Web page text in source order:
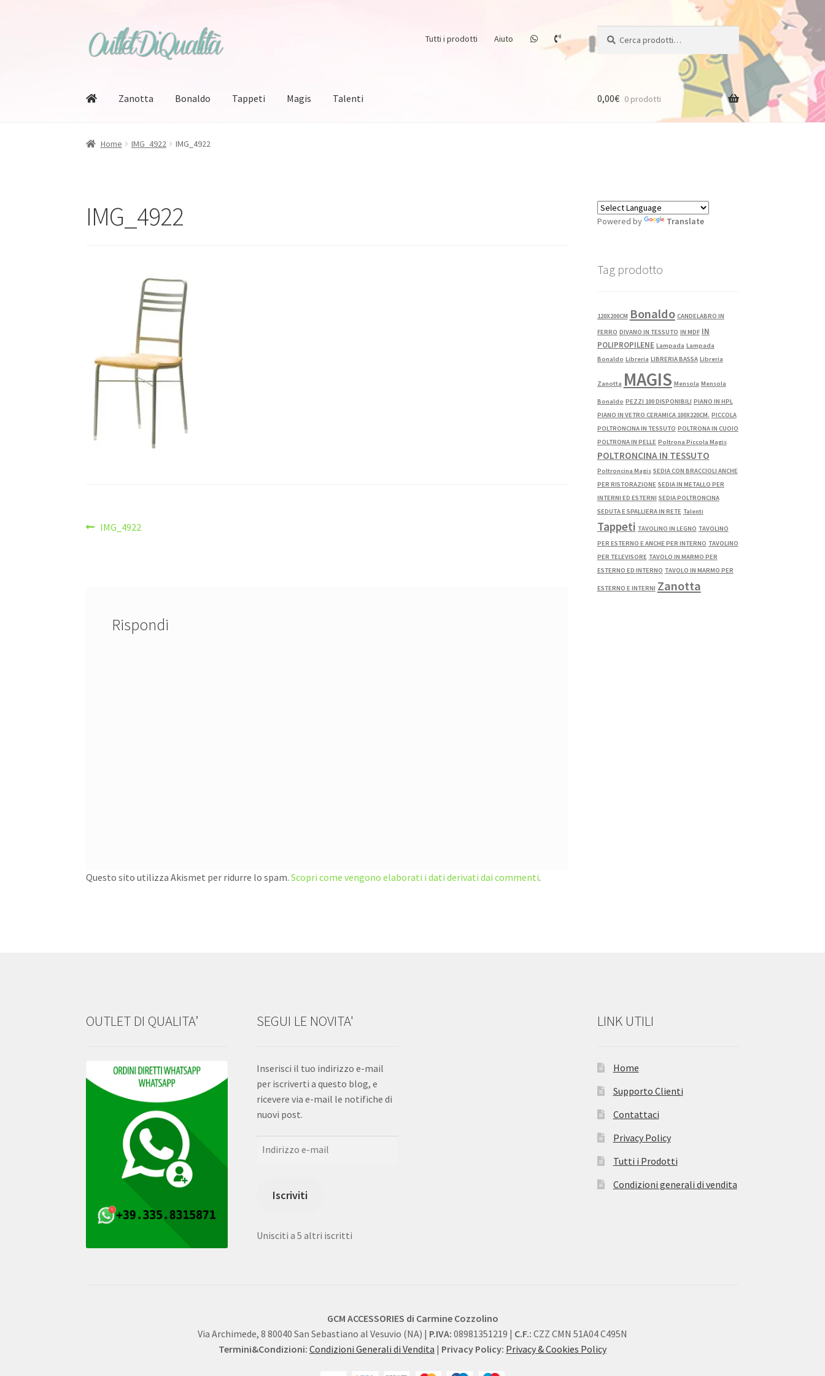
Vai
alla
Vai
al
Tutti i prodotti Aiuto
Zanotta Bonaldo Tappeti Magis Talenti 0,00€ 0 prodotti
Home IMG_4922 IMG_4922
IMG_4922
Navigazione
Articolo
IMG_4922
Rispondi
Questo sito utilizza Akismet per ridurre lo spam.Scopri come vengono elaborati i dati derivati dai commenti.
Powered by Translate
Tag prodotto
120X200CM Bonaldo CANDELABRO IN
FERRO DIVANO IN TESSUTO IN MDF IN
POLIPROPILENE Lampada Lampada
Bonaldo Libreria LIBRERIA BASSA Libreria
Zanotta MAGIS Mensola Mensola
Bonaldo PEZZI 100 DISPONIBILI PIANO IN HPL
PIANO IN VETRO CERAMICA 100X220CM. PICCOLA
POLTRONCINA IN TESSUTO POLTRONA IN CUOIO
POLTRONA IN PELLE Poltrona Piccola Magis
POLTRONCINA IN TESSUTO
Poltroncina Magis SEDIA CON BRACCIOLI ANCHE
PER RISTORAZIONE SEDIA IN METALLO PER
INTERNI ED ESTERNI SEDIA POLTRONCINA
SEDUTA E SPALLIERA IN RETE Talenti
Tappeti TAVOLINO IN LEGNO TAVOLINO
PER ESTERNO E ANCHE PER INTERNO TAVOLINO
PER TELEVISORE TAVOLO IN MARMO PER
ESTERNO ED INTERNO TAVOLO IN MARMO PER
ESTERNO E INTERNI Zanotta
OUTLET DI QUALITA’ SEGUI LE NOVITA'
Inserisci il tuo indirizzo e-mail
per iscriverti a questo blog, e
ricevere via e-mail le notifiche di
nuovi post.
Iscriviti
Unisciti a 5 altri iscritti
LINK UTILI
Home
Supporto Clienti
Contattaci
Privacy Policy
Tutti i Prodotti
Condizioni generali di vendita
GCM ACCESSORIES di Carmine Cozzolino
Via Archimede, 8 80040 San Sebastiano al Vesuvio (NA) | P.IVA: 08981351219 | C.F.: CZZ CMN 51A04 C495N
Termini&Condizioni: Condizioni Generali di Vendita | Privacy Policy: Privacy & Cookies Policy